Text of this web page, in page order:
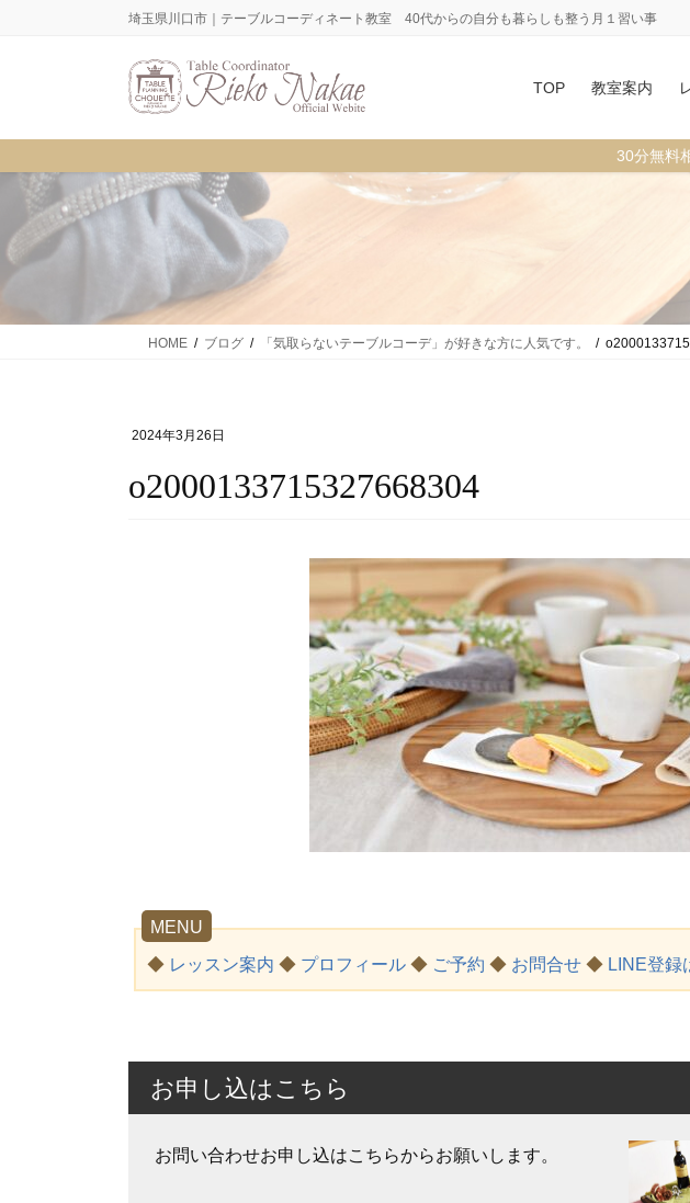
に
移
ョ
ン
動
埼玉県川口市｜テーブルコーディネート教室 40代からの自分も暮らしも整う月１習い事
TOP 教室案内
30分無料
HOME ブログ 「気取らないテーブルコーデ」が好きな方に人気です。
2024年3月26日
o2000133715327668304
MENU
◆ レッスン案内 ◆ プロフィール ◆ ご予約 ◆ お問合せ ◆ LINE登録
お申し込はこちら
お問い合わせお申し込はこちらからお願いします。